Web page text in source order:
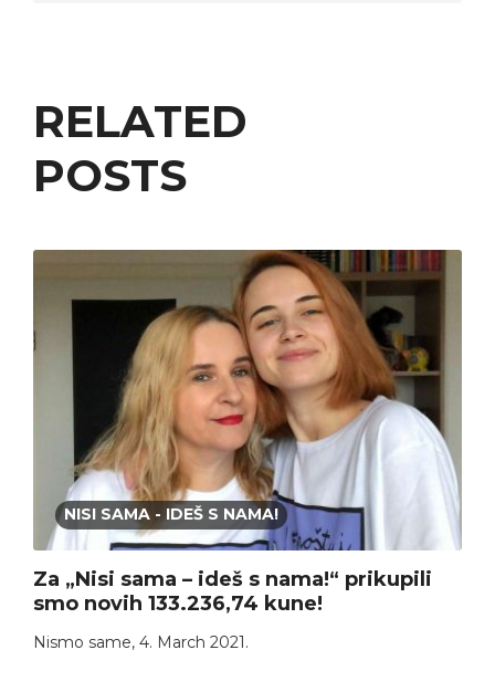
RELATED
POSTS
NISI SAMA - IDEŠ S NAMA!
Za „Nisi sama – ideš s nama!“ prikupili
smo novih 133.236,74 kune!
Nismo same, 4. March 2021.